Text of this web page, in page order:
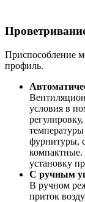
Приспособление
профиль.
условия в
фурнитуры,
компактные.
установку
С ручным
В ручном
приток